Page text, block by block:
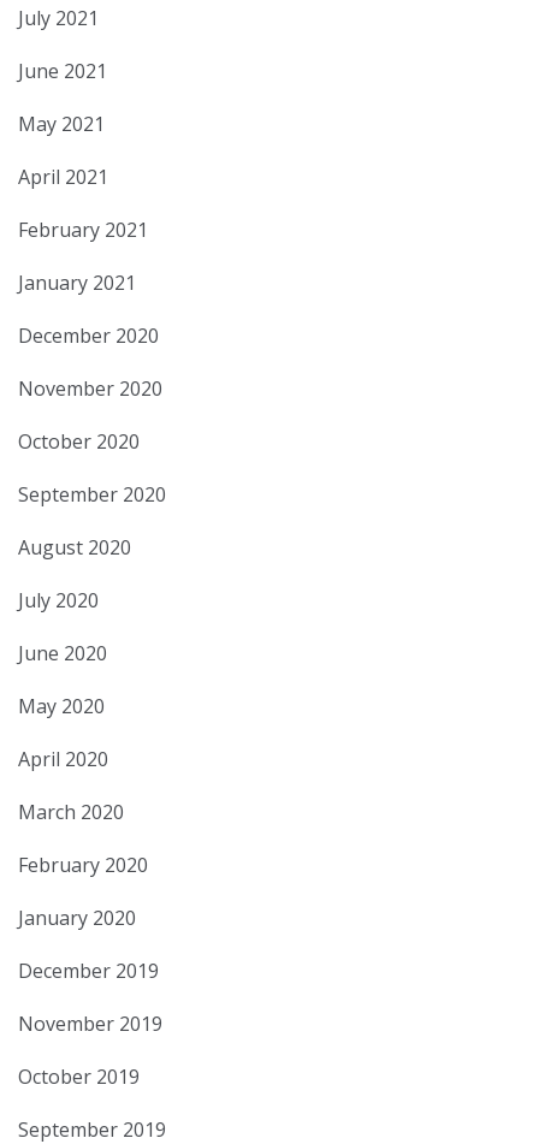
July 2021
June 2021
May 2021
April 2021
February 2021
January 2021
December 2020
November 2020
October 2020
September 2020
August 2020
July 2020
June 2020
May 2020
April 2020
March 2020
February 2020
January 2020
December 2019
November 2019
October 2019
September 2019